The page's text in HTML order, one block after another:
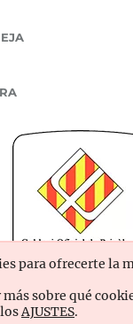
para ofrecerte la
más sobre qué
losAJUSTES.